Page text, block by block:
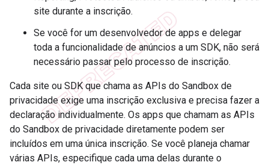
site durante a inscrição.
Se você for um desenvolvedor de apps e delegar
toda a funcionalidade de anúncios a um SDK, não será
necessário passar pelo processo de inscrição.
Cada site ou SDK que chama as APIs do Sandbox de
privacidade exige uma inscrição exclusiva e precisa fazer a
declaração individualmente. Os apps que chamam as APIs
do Sandbox de privacidade diretamente podem ser
incluídos em uma única inscrição. Se você planeja chamar
várias APIs, especifique cada uma delas durante o